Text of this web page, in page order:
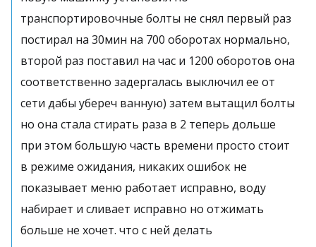
транспортировочные болты не снял первый раз
постирал на 30мин на 700 оборотах нормально,
второй раз поставил на час и 1200 оборотов она
соответственно задергалась выключил ее от
сети дабы убереч ванную) затем вытащил болты
но она стала стирать раза в 2 теперь дольше
при этом большую часть времени просто стоит
в режиме ожидания, никаких ошибок не
показывает меню работает исправно, воду
набирает и сливает исправно но отжимать
больше не хочет. что с ней делать